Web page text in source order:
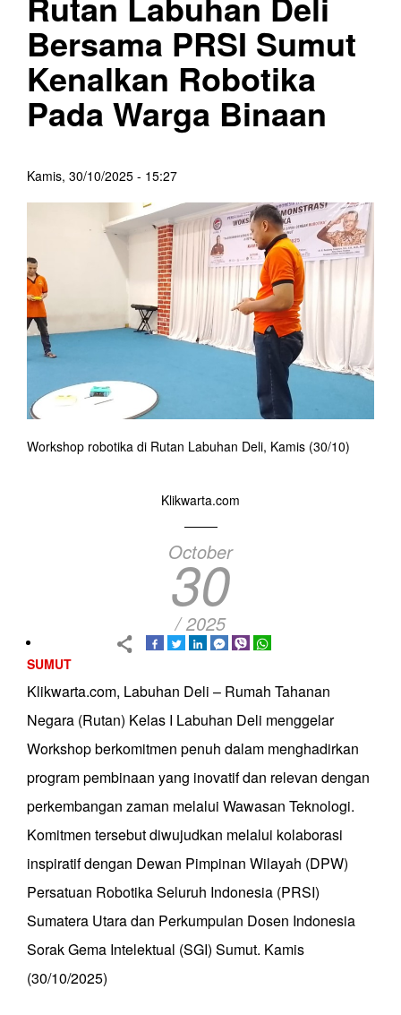
Bersama PRSI Sumut
Kenalkan Robotika
Pada Warga Binaan
Kamis, 30/10/2025 - 15:27
Workshop robotika di Rutan Labuhan Deli, Kamis (30/10)
Klikwarta.com
October
30
/ 2025
SUMUT
Klikwarta.com, Labuhan Deli – Rumah Tahanan
Negara (Rutan) Kelas I Labuhan Deli menggelar
Workshop berkomitmen penuh dalam menghadirkan
program pembinaan yang inovatif dan relevan dengan
perkembangan zaman melalui Wawasan Teknologi.
Komitmen tersebut diwujudkan melalui kolaborasi
inspiratif dengan Dewan Pimpinan Wilayah (DPW)
Persatuan Robotika Seluruh Indonesia (PRSI)
Sumatera Utara dan Perkumpulan Dosen Indonesia
Sorak Gema Intelektual (SGI) Sumut. Kamis
(30/10/2025)